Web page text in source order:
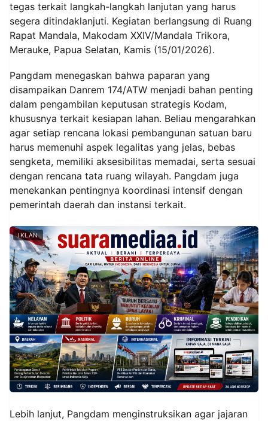
tegas terkait langkah-langkah lanjutan yang harus
segera ditindaklanjuti. Kegiatan berlangsung di Ruang
Rapat Mandala, Makodam XXIV/Mandala Trikora,
Merauke, Papua Selatan, Kamis (15/01/2026).
Pangdam menegaskan bahwa paparan yang
disampaikan Danrem 174/ATW menjadi bahan penting
dalam pengambilan keputusan strategis Kodam,
khususnya terkait kesiapan lahan. Beliau mengarahkan
agar setiap rencana lokasi pembangunan satuan baru
harus memenuhi aspek legalitas yang jelas, bebas
sengketa, memiliki aksesibilitas memadai, serta sesuai
dengan rencana tata ruang wilayah. Pangdam juga
menekankan pentingnya koordinasi intensif dengan
pemerintah daerah dan instansi terkait.
IKLAN
Lebih lanjut, Pangdam menginstruksikan agar jajaran